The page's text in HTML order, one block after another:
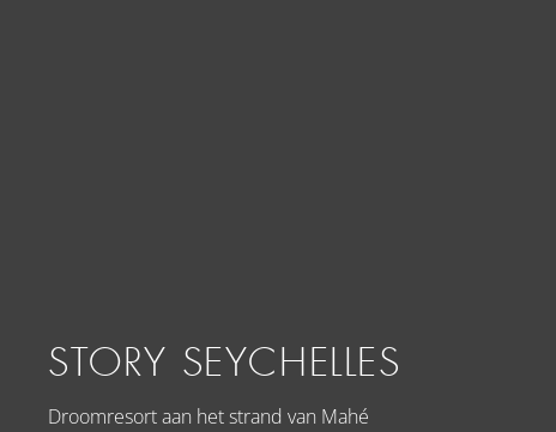
STORY SEYCHELLES
Droomresort aan het strand van Mahé